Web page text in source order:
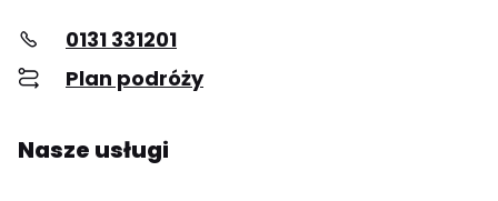
0131 331201
Plan podróży
Nasze usługi